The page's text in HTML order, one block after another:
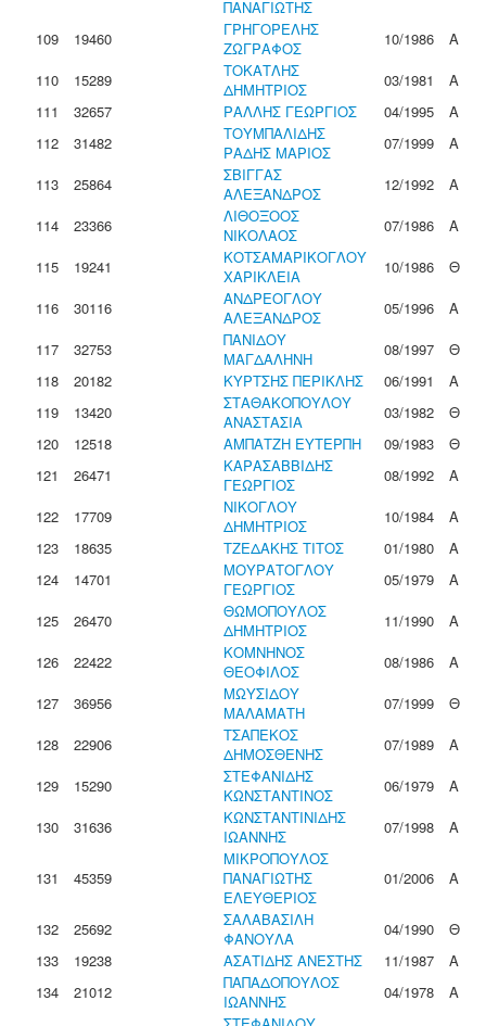
ΠΑΝΑΓΙΩΤΗΣ
109 19460
ΓΡΗΓΟΡΕΛΗΣ
ΖΩΓΡΑΦΟΣ
10/1986
Α
110
15289
ΤΟΚΑΤΛΗΣ
ΔΗΜΗΤΡΙΟΣ
03/1981
Α
111
32657 ΡΑΛΛΗΣ ΓΕΩΡΓΙΟΣ 04/1995
Α
112
31482
ΤΟΥΜΠΑΛΙΔΗΣ
ΡΑΔΗΣ ΜΑΡΙΟΣ
07/1999
Α
113
25864
ΣΒΙΓΓΑΣ
ΑΛΕΞΑΝΔΡΟΣ
12/1992
Α
114
23366
ΛΙΘΟΞΟΟΣ
ΝΙΚΟΛΑΟΣ
07/1986
Α
115
19241
ΚΟΤΣΑΜΑΡΙΚΟΓΛΟΥ
ΧΑΡΙΚΛΕΙΑ
10/1986
Θ
116
30116
ΑΝΔΡΕΟΓΛΟΥ
ΑΛΕΞΑΝΔΡΟΣ
05/1996
Α
117
32753
ΠΑΝΙΔΟΥ
ΜΑΓΔΑΛΗΝΗ
08/1997
Θ
118
20182 ΚΥΡΤΣΗΣ ΠΕΡΙΚΛΗΣ 06/1991
Α
119
13420
ΣΤΑΘΑΚΟΠΟΥΛΟΥ
ΑΝΑΣΤΑΣΙΑ
03/1982
Θ
120
12518 ΑΜΠΑΤΖΗ ΕΥΤΕΡΠΗ 09/1983
Θ
121
26471
ΚΑΡΑΣΑΒΒΙΔΗΣ
ΓΕΩΡΓΙΟΣ
08/1992
Α
122
17709
ΝΙΚΟΓΛΟΥ
ΔΗΜΗΤΡΙΟΣ
10/1984
Α
123
18635 ΤΖΕΔΑΚΗΣ ΤΙΤΟΣ 01/1980
Α
124
14701
ΜΟΥΡΑΤΟΓΛΟΥ
ΓΕΩΡΓΙΟΣ
05/1979
Α
125
26470
ΘΩΜΟΠΟΥΛΟΣ
ΔΗΜΗΤΡΙΟΣ
11/1990
Α
126
22422
ΚΟΜΝΗΝΟΣ
ΘΕΟΦΙΛΟΣ
08/1986
Α
127
36956
ΜΩΥΣΙΔΟΥ
ΜΑΛΑΜΑΤΗ
07/1999
Θ
128
22906
ΤΣΑΠΕΚΟΣ
ΔΗΜΟΣΘΕΝΗΣ
07/1989
Α
129
15290
ΣΤΕΦΑΝΙΔΗΣ
ΚΩΝΣΤΑΝΤΙΝΟΣ
06/1979
Α
130
31636
ΚΩΝΣΤΑΝΤΙΝΙΔΗΣ
ΙΩΑΝΝΗΣ
07/1998 Α
131 45359
ΜΙΚΡΟΠΟΥΛΟΣ
ΠΑΝΑΓΙΩΤΗΣ
ΕΛΕΥΘΕΡΙΟΣ
01/2006 Α
132 25692
ΣΑΛΑΒΑΣΙΛΗ
ΦΑΝΟΥΛΑ
04/1990
Θ
133
19238 ΑΣΑΤΙΔΗΣ ΑΝΕΣΤΗΣ 11/1987
Α
134
21012
ΠΑΠΑΔΟΠΟΥΛΟΣ
ΙΩΑΝΝΗΣ
04/1978
Α